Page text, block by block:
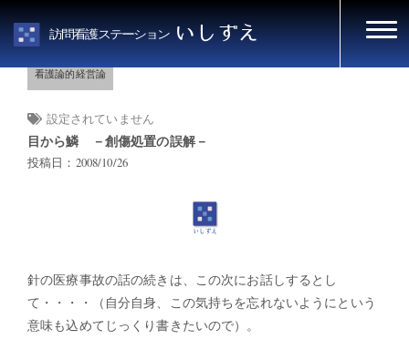
訪問看護ステーション いしずえ
HOME 看護論的経営論
看護論的経営論
設定されていません
目から鱗 －創傷処置の誤解－
投稿日：2008/10/26
針の医療事故の話の続きは、この次にお話しするとし
て・・・・（自分自身、この気持ちを忘れないようにという
意味も込めてじっくり書きたいので）。